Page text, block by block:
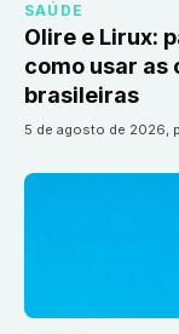
SAÚDE
Olire e Lirux:
como usar as
brasileiras
5 de agosto de 2026,